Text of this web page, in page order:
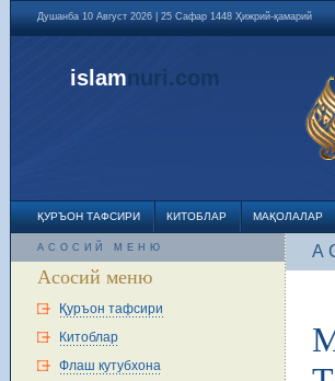
Душанба 10 Август 2026 | 25 Сафар 1448 Ҳижрий-қамарий
islamnuri.com
ҚУРЪОН ТАФСИРИ КИТОБЛАР МАҚОЛАЛАР
АСОСИЙ МЕНЮ
Асосий меню
Қуръон тафсири
Китоблар
Флаш кутубхона